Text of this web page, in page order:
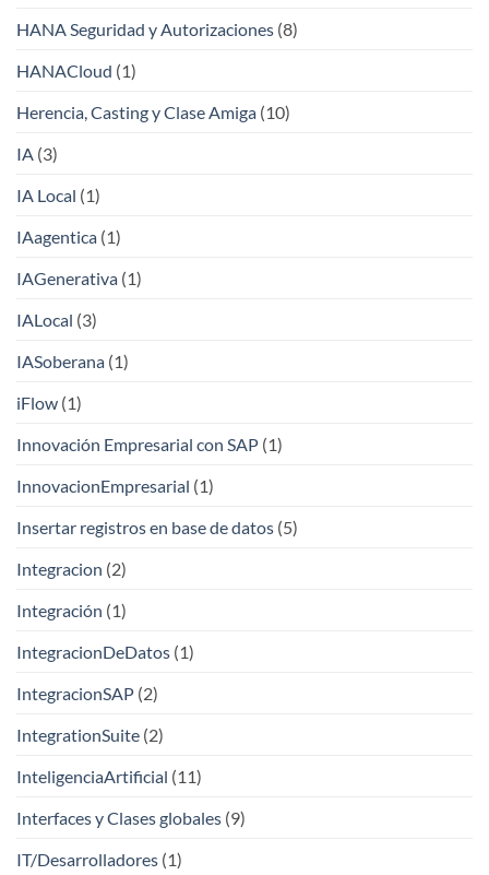
HANA Seguridad y Autorizaciones (8)
HANACloud (1)
Herencia, Casting y Clase Amiga (10)
IA (3)
IA Local (1)
IAagentica (1)
IAGenerativa (1)
IALocal (3)
IASoberana (1)
iFlow (1)
Innovación Empresarial con SAP (1)
InnovacionEmpresarial (1)
Insertar registros en base de datos (5)
Integracion (2)
Integración (1)
IntegracionDeDatos (1)
IntegracionSAP (2)
IntegrationSuite (2)
InteligenciaArtificial (11)
Interfaces y Clases globales (9)
IT/Desarrolladores (1)